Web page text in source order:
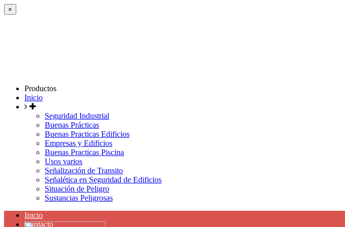
×
Productos
Inicio
Seguridad Industrial
Buenas Prácticas
Buenas Practicas Edificios
Empresas y Edificios
Buenas Practicas Piscina
Usos varios
Señalización de Transito
Señalética en Seguridad de Edificios
Situación de Peligro
Sustancias Peligrosas
Inicio
Contacto